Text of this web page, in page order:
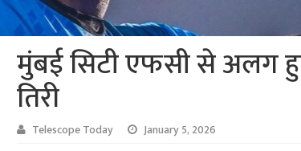
मुंबई सिटी एफसी से अलग
तिरी
Telescope Today January 5, 2026